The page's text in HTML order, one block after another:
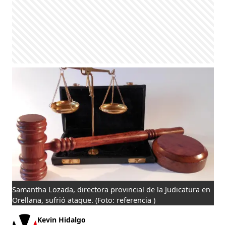
Samantha Lozada, directora provincial de la Judicatura en
Orellana, sufrió ataque.(Foto: referencia )
Kevin Hidalgo